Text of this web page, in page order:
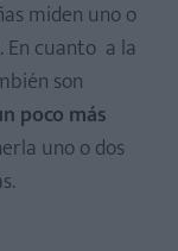
miden uno o
En cuanto a la
son
poco más
uno o dos